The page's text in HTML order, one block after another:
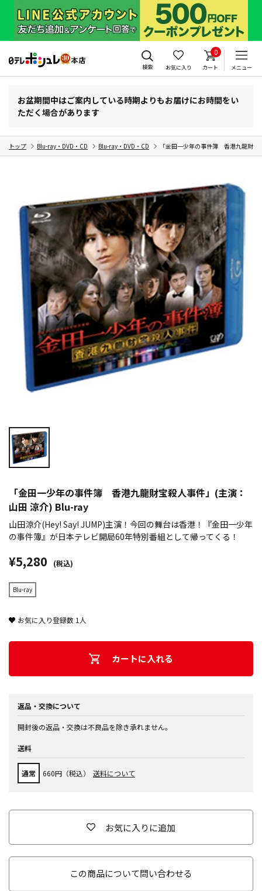
検索 お気に入り
0
カート メニュー
お盆期間中はご案内している時期よりもお届けにお時間をい
ただく場合があります
トップ Blu-ray・DVD・CD Blu-ray・DVD・CD 「金田一少年の事件簿 香港九龍財
「金田一少年の事件簿 香港九龍財宝殺人事件」(主演：
山田 涼介) Blu-ray
山田涼介(Hey! Say! JUMP)主演！今回の舞台は香港！『金田一少年
の事件簿』が日本テレビ開局60年特別番組として帰ってくる！
¥5,280 (税込)
Blu-ray
お気に入り登録数 1 人
カートに入れる
返品・交換について
開封後の返品・交換は不良品を除き承れません。
送料
通常 660円（税込） 送料について
お気に入りに追加
この商品について問い合わせる